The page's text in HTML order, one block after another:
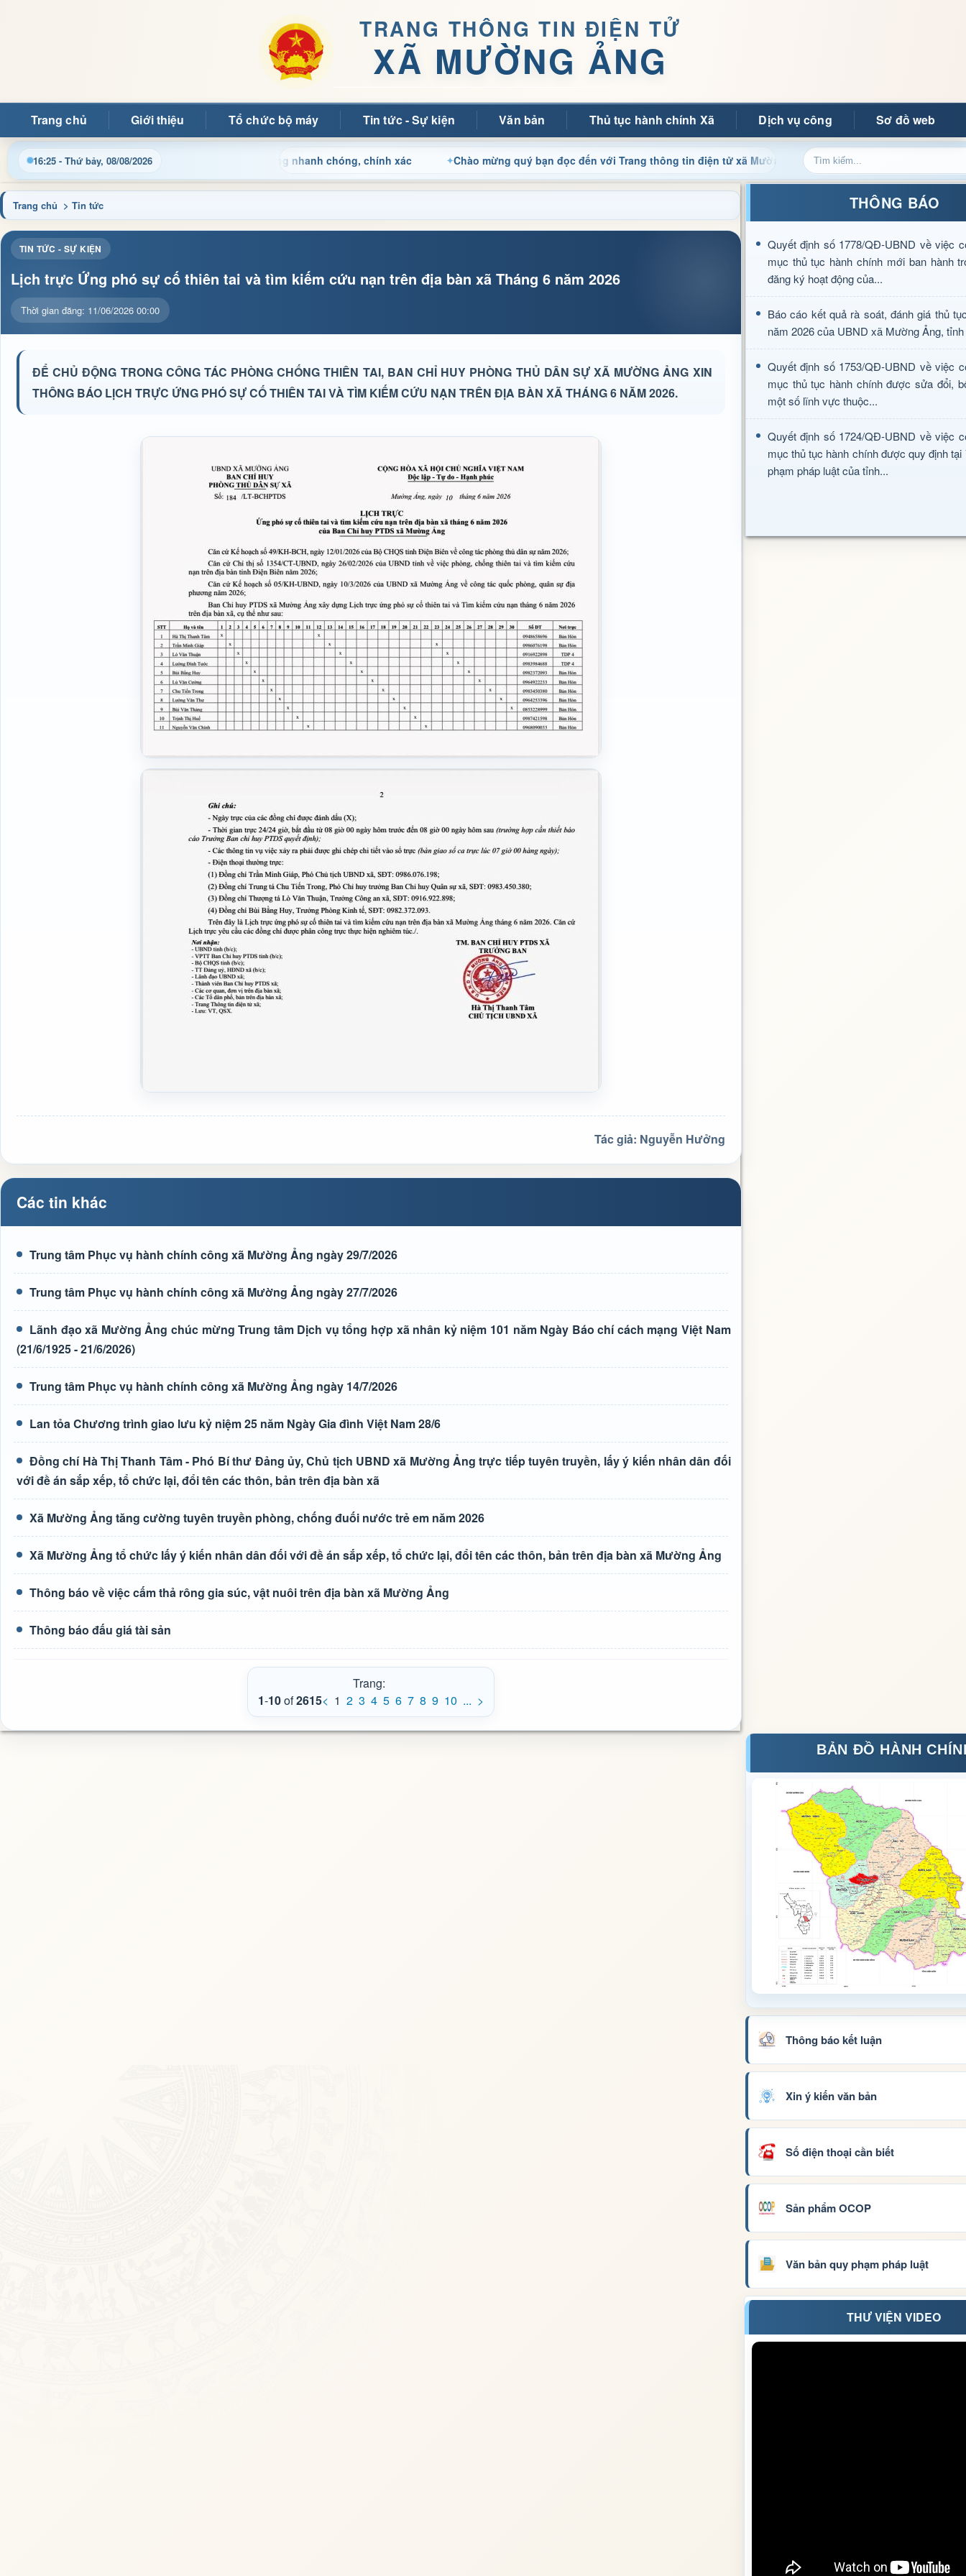
TRANG THÔNG TIN ĐIỆN TỬ
XÃ MƯỜNG ẢNG
Trang chủ Giới thiệu Tổ chức bộ máy Tin tức - Sự kiện Văn bản Thủ tục hành chính Xã Dịch vụ công Sơ đồ web
16:25 - Thứ bảy, 08/08/2026
hành, thủ tục hành chính và tin tức địa phương nhanh chóng, chính xác Chào mừng quý bạn đọc đến với Trang thông tin điện tử xã Mường Ảng Cập nhật thông tin điều hành,
Trang chủ > Tin tức
TIN TỨC - SỰ KIỆN
Lịch trực Ứng phó sự cố thiên tai và tìm kiếm cứu nạn trên địa bàn xã Tháng 6 năm 2026
Thời gian đăng: 11/06/2026 00:00
ĐỂ CHỦ ĐỘNG TRONG CÔNG TÁC PHÒNG CHỐNG THIÊN TAI, BAN CHỈ HUY PHÒNG THỦ DÂN SỰ XÃ MƯỜNG ẢNG XIN
THÔNG BÁO LỊCH TRỰC ỨNG PHÓ SỰ CỐ THIÊN TAI VÀ TÌM KIẾM CỨU NẠN TRÊN ĐỊA BÀN XÃ THÁNG 6 NĂM 2026.
Tác giả: Nguyễn Hưởng
Các tin khác
Trung tâm Phục vụ hành chính công xã Mường Ảng ngày 29/7/2026
Trung tâm Phục vụ hành chính công xã Mường Ảng ngày 27/7/2026
Lãnh đạo xã Mường Ảng chúc mừng Trung tâm Dịch vụ tổng hợp xã nhân kỷ niệm 101 năm Ngày Báo chí cách mạng Việt Nam
(21/6/1925 - 21/6/2026)
Trung tâm Phục vụ hành chính công xã Mường Ảng ngày 14/7/2026
Lan tỏa Chương trình giao lưu kỷ niệm 25 năm Ngày Gia đình Việt Nam 28/6
Đồng chí Hà Thị Thanh Tâm - Phó Bí thư Đảng ủy, Chủ tịch UBND xã Mường Ảng trực tiếp tuyên truyền, lấy ý kiến nhân dân đối
với đề án sắp xếp, tổ chức lại, đổi tên các thôn, bản trên địa bàn xã
Xã Mường Ảng tăng cường tuyên truyền phòng, chống đuối nước trẻ em năm 2026
Xã Mường Ảng tổ chức lấy ý kiến nhân dân đối với đề án sắp xếp, tổ chức lại, đổi tên các thôn, bản trên địa bàn xã Mường Ảng
Thông báo về việc cấm thả rông gia súc, vật nuôi trên địa bàn xã Mường Ảng
Thông báo đấu giá tài sản
Trang:
1-10of2615< 1 2 3 4 5 6 7 8 9 10 ... >
THÔNG BÁO
Quyết định số 1778/QĐ-UBND về việc
mục thủ tục hành chính mới ban hành
đăng ký hoạt động của...
Báo cáo kết quả rà soát, đánh giá thủ
năm 2026 của UBND xã Mường Ảng,
Quyết định số 1753/QĐ-UBND về việc
mục thủ tục hành chính được sửa đổi,
một số lĩnh vực thuộc...
Quyết định số 1724/QĐ-UBND về việc
mục thủ tục hành chính được quy định tại
phạm pháp luật của tỉnh...
BẢN ĐỒ HÀNH
Thông báo kết luận
Xin ý kiến văn bản
Số điện thoại cần biết
Sản phẩm OCOP
Văn bản quy phạm pháp luật
THƯ VIỆN VIDEO